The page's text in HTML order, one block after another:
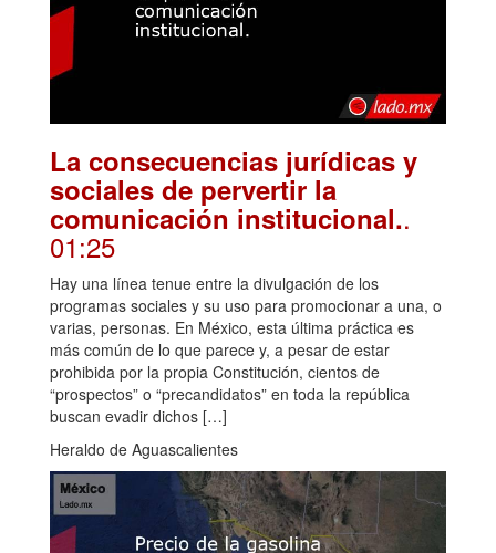
La consecuencias jurídicas y
sociales de pervertir la
comunicación institucional..
01:25
Hay una línea tenue entre la divulgación de los
programas sociales y su uso para promocionar a una, o
varias, personas. En México, esta última práctica es
más común de lo que parece y, a pesar de estar
prohibida por la propia Constitución, cientos de
“prospectos” o “precandidatos” en toda la república
buscan evadir dichos […]
Heraldo de Aguascalientes